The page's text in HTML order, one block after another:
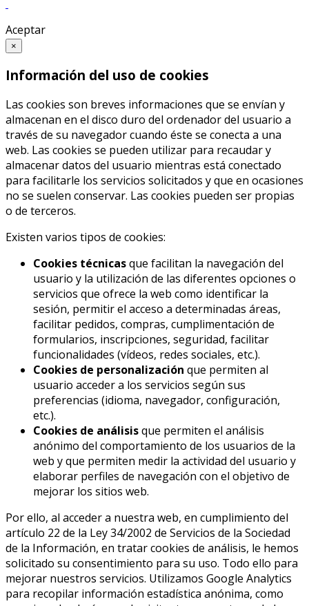
Aceptar
×
Información del uso de cookies
Las cookies son breves informaciones que se envían y
almacenan en el disco duro del ordenador del usuario a
través de su navegador cuando éste se conecta a una
web. Las cookies se pueden utilizar para recaudar y
almacenar datos del usuario mientras está conectado
para facilitarle los servicios solicitados y que en ocasiones
no se suelen conservar. Las cookies pueden ser propias
o de terceros.
Existen varios tipos de cookies:
Cookies técnicasque facilitan la navegación del
usuario y la utilización de las diferentes opciones o
servicios que ofrece la web como identificar la
sesión, permitir el acceso a determinadas áreas,
facilitar pedidos, compras, cumplimentación de
formularios, inscripciones, seguridad, facilitar
funcionalidades (vídeos, redes sociales, etc.).
Cookies de personalización que permiten al
usuario acceder a los servicios según sus
preferencias (idioma, navegador, configuración,
etc.).
Cookies de análisisque permiten el análisis
anónimo del comportamiento de los usuarios de la
web y que permiten medir la actividad del usuario y
elaborar perfiles de navegación con el objetivo de
mejorar los sitios web.
Por ello, al acceder a nuestra web, en cumplimiento del
artículo 22 de la Ley 34/2002 de Servicios de la Sociedad
de la Información, en tratar cookies de análisis, le hemos
solicitado su consentimiento para su uso. Todo ello para
mejorar nuestros servicios. Utilizamos Google Analytics
para recopilar información estadística anónima, como